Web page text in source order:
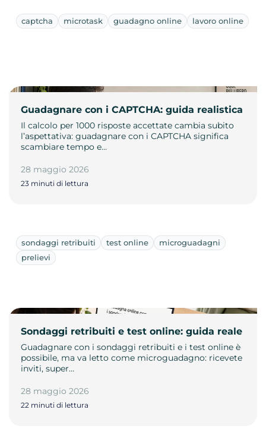
captcha microtask guadagno online lavoro online
Guadagnare con i CAPTCHA: guida realistica
Il calcolo per 1000 risposte accettate cambia subito
l’aspettativa: guadagnare con i CAPTCHA significa
scambiare tempo e…
28 maggio 2026
23 minuti di lettura
sondaggi retribuiti test online
microguadagni
prelievi
Sondaggi retribuiti e test online: guida reale
Guadagnare con i sondaggi retribuiti e i test online è
possibile, ma va letto come microguadagno: ricevete
inviti, super…
28 maggio 2026
22 minuti di lettura